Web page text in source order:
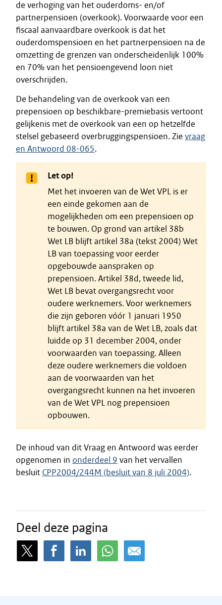
de verhoging van het ouderdoms- en/of
partnerpensioen (overkook). Voorwaarde voor een
fiscaal aanvaardbare overkook is dat het
ouderdomspensioen en het partnerpensioen na de
omzetting de grenzen van onderscheidenlijk 100%
en 70% van het pensioengevend loon niet
overschrijden.
De behandeling van de overkook van een
prepensioen op beschikbare-premiebasis vertoont
gelijkenis met de overkook van een op hetzelfde
stelsel gebaseerd overbruggingspensioen. Zie vraag
en Antwoord 08-065.
Let op!
Met het invoeren van de Wet VPL is er
een einde gekomen aan de
mogelijkheden om een prepensioen op
te bouwen. Op grond van artikel 38b
Wet LB blijft artikel 38a (tekst 2004) Wet
LB van toepassing voor eerder
opgebouwde aanspraken op
prepensioen. Artikel 38d, tweede lid,
Wet LB bevat overgangsrecht voor
oudere werknemers. Voor werknemers
die zijn geboren vóór 1 januari 1950
blijft artikel 38a van de Wet LB, zoals dat
luidde op 31 december 2004, onder
voorwaarden van toepassing. Alleen
deze oudere werknemers die voldoen
aan de voorwaarden van het
overgangsrecht kunnen na het invoeren
van de Wet VPL nog prepensioen
opbouwen.
De inhoud van dit Vraag en Antwoord was eerder
opgenomen in onderdeel 9 van het vervallen
besluit CPP2004/244M (besluit van 8 juli 2004).
Deel deze pagina